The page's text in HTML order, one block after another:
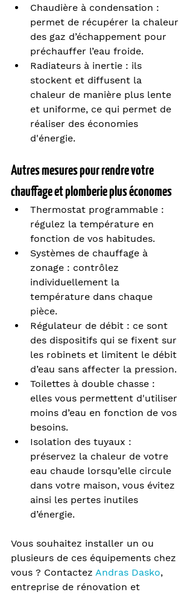
Chaudière à condensation :
permet de récupérer la chaleur
des gaz d’échappement pour
préchauffer l’eau froide.
Radiateurs à inertie : ils
stockent et diffusent la
chaleur de manière plus lente
et uniforme, ce qui permet de
réaliser des économies
d'énergie.
Autres mesures pour rendre votre
chauffage et plomberie plus économes
Thermostat programmable :
régulez la température en
fonction de vos habitudes.
Systèmes de chauffage à
zonage : contrôlez
individuellement la
température dans chaque
pièce.
Régulateur de débit : ce sont
des dispositifs qui se fixent sur
les robinets et limitent le débit
d’eau sans affecter la pression.
Toilettes à double chasse :
elles vous permettent d'utiliser
moins d’eau en fonction de vos
besoins.
Isolation des tuyaux :
préservez la chaleur de votre
eau chaude lorsqu’elle circule
dans votre maison, vous évitez
ainsi les pertes inutiles
d’énergie.
Vous souhaitez installer un ou
plusieurs de ces équipements chez
vous ? Contactez Andras Dasko,
entreprise de rénovation et